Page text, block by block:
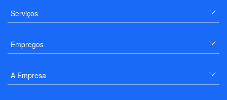
Serviços
Empregos
A Empresa